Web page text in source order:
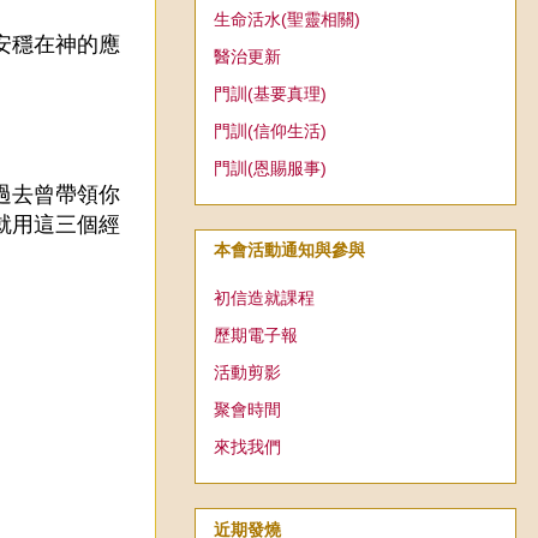
穩在神的應
去曾帶領你
用這三個經
生命活水(聖靈相關)
醫治更新
門訓(基要真理)
門訓(信仰生活)
門訓(恩賜服事)
本會活動通知與參與
初信造就課程
歷期電子報
活動剪影
聚會時間
來找我們
近期發燒